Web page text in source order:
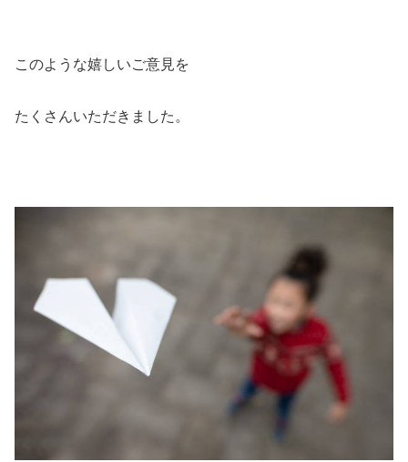
このような嬉しいご意見を
たくさんいただきました。